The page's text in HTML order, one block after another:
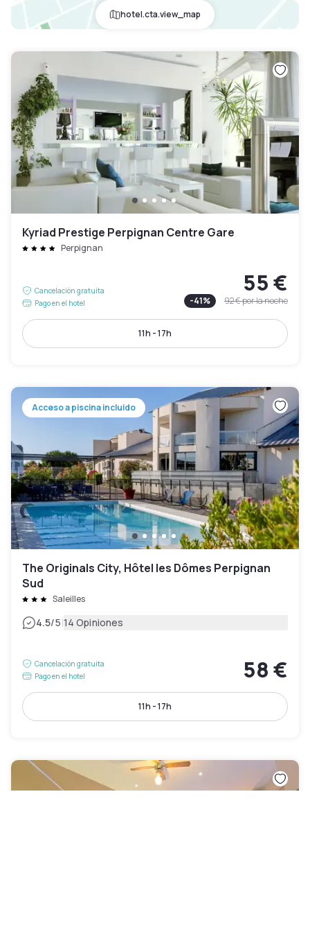
hotel.cta.view_map
Kyriad Prestige Perpignan Centre Gare
Perpignan
Cancelación gratuita
Pago en el hotel
55 €
-41% 92 €por la noche
11h - 17h
Acceso a piscina incluido
The Originals City, Hôtel les Dômes Perpignan
Sud
Saleilles
4.5/5|14 Opiniones
Cancelación gratuita
Pago en el hotel
58 €
11h - 17h